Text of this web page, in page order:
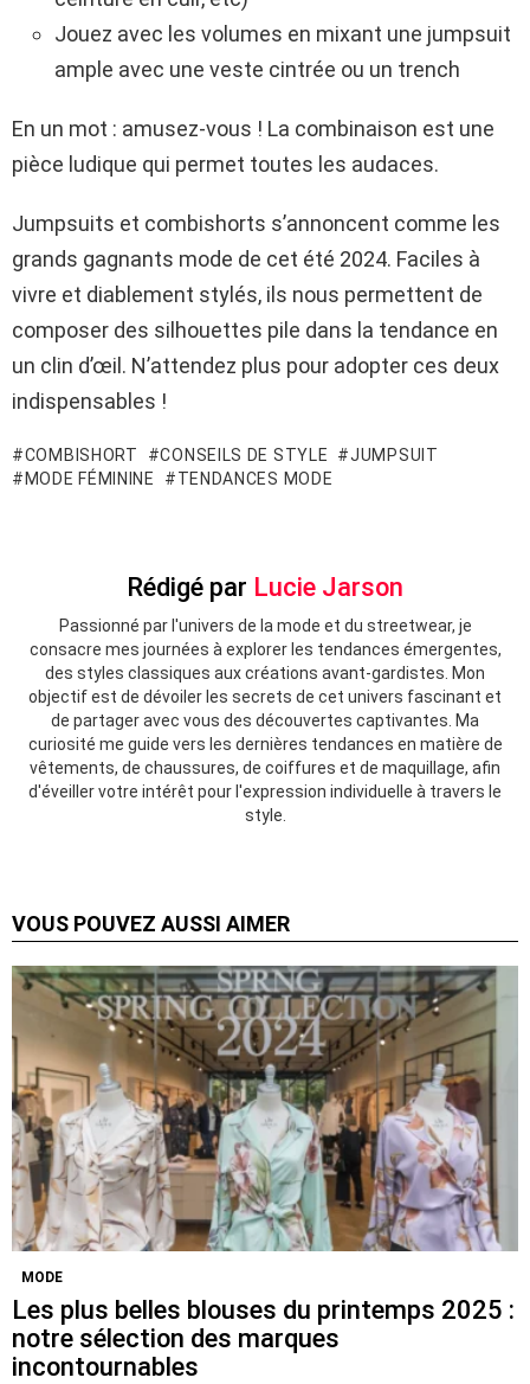
Jouez avec les volumes en mixant une jumpsuit
ample avec une veste cintrée ou un trench
En un mot : amusez-vous ! La combinaison est une
pièce ludique qui permet toutes les audaces.
Jumpsuits et combishorts s’annoncent comme les
grands gagnants mode de cet été 2024. Faciles à
vivre et diablement stylés, ils nous permettent de
composer des silhouettes pile dans la tendance en
un clin d’œil. N’attendez plus pour adopter ces deux
indispensables !
COMBISHORT CONSEILS DE STYLE
JUMPSUIT
MODE FÉMININE
TENDANCES MODE
Rédigé par Lucie Jarson
Passionné par l'univers de la mode et du streetwear, je
consacre mes journées à explorer les tendances émergentes,
des styles classiques aux créations avant-gardistes. Mon
objectif est de dévoiler les secrets de cet univers fascinant et
de partager avec vous des découvertes captivantes. Ma
curiosité me guide vers les dernières tendances en matière de
vêtements, de chaussures, de coiffures et de maquillage, afin
d'éveiller votre intérêt pour l'expression individuelle à travers le
style.
VOUS POUVEZ AUSSI AIMER
MODE
Les plus belles blouses du printemps 2025 :
notre sélection des marques
incontournables